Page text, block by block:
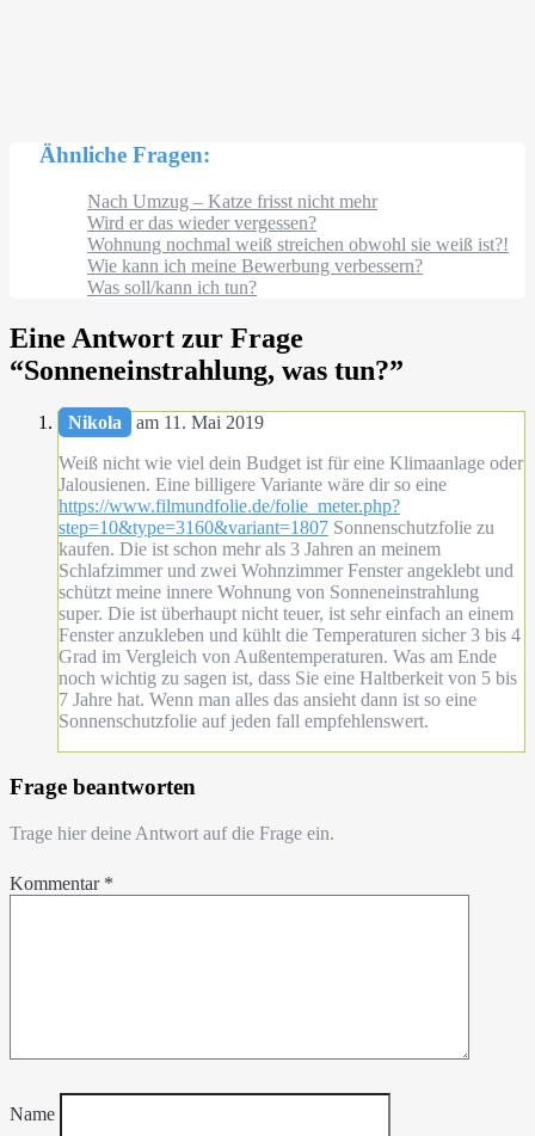
Ähnliche Fragen:
Nach Umzug – Katze frisst nicht mehr
Wird er das wieder vergessen?
Wohnung nochmal weiß streichen obwohl sie weiß ist?!
Wie kann ich meine Bewerbung verbessern?
Was soll/kann ich tun?
Eine Antwort zur Frage
“Sonneneinstrahlung, was tun?”
Nikola
am 11. Mai 2019
Weiß nicht wie viel dein Budget ist für eine Klimaanlage oder
Jalousienen. Eine billigere Variante wäre dir so eine
https://www.filmundfolie.de/folie_meter.php?
step=10&type=3160&variant=1807 Sonnenschutzfolie zu
kaufen. Die ist schon mehr als 3 Jahren an meinem
Schlafzimmer und zwei Wohnzimmer Fenster angeklebt und
schützt meine innere Wohnung von Sonneneinstrahlung
super. Die ist überhaupt nicht teuer, ist sehr einfach an einem
Fenster anzukleben und kühlt die Temperaturen sicher 3 bis 4
Grad im Vergleich von Außentemperaturen. Was am Ende
noch wichtig zu sagen ist, dass Sie eine Haltberkeit von 5 bis
7 Jahre hat. Wenn man alles das ansieht dann ist so eine
Sonnenschutzfolie auf jeden fall empfehlenswert.
Frage beantworten
Trage hier deine Antwort auf die Frage ein.
Kommentar *
Name